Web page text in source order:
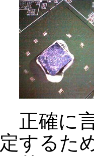
正確に
定するた